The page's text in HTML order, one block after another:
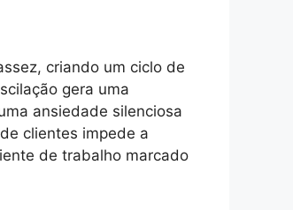
criando um ciclo de
gera uma
ansiedade silenciosa
clientes impede a
de trabalho marcado